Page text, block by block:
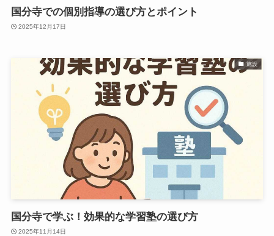
国分寺での個別指導の選び方とポイント
2025年12月17日
施設
国分寺で学ぶ！効果的な学習塾の選び方
2025年11月14日